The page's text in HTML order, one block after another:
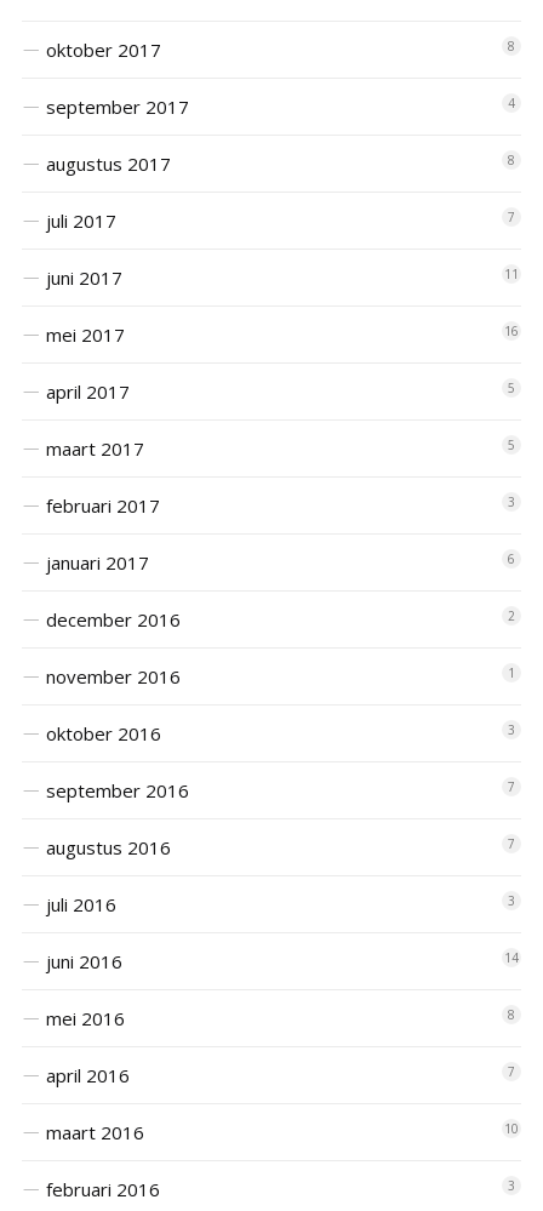
oktober 2017 8
september 2017 4
augustus 2017 8
juli 2017 7
juni 2017 11
mei 2017 16
april 2017 5
maart 2017 5
februari 2017 3
januari 2017 6
december 2016 2
november 2016 1
oktober 2016 3
september 2016 7
augustus 2016 7
juli 2016 3
juni 2016 14
mei 2016 8
april 2016 7
maart 2016 10
februari 2016 3